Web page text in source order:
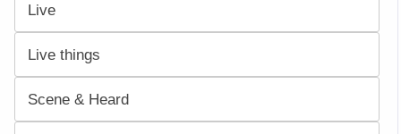
Live
Live things
Scene & Heard